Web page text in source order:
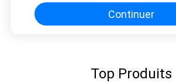
Continuer
Top Produits